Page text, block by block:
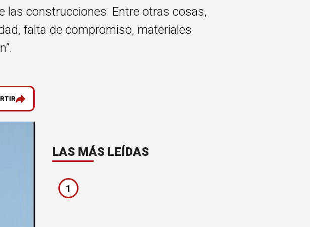
las construcciones. Entre otras cosas,
falta de compromiso, materiales
LAS MÁS LEÍDAS
1